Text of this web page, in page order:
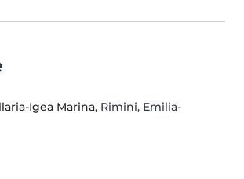
Igea Marina, Rimini, Emilia-